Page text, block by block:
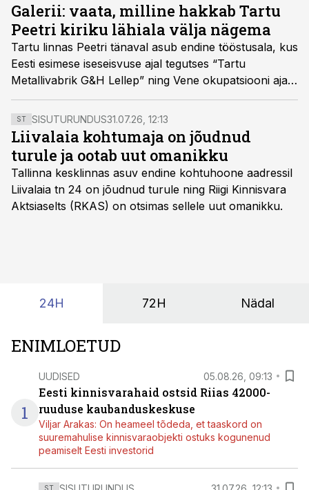
Galerii: vaata, milline hakkab Tartu
Peetri kiriku lähiala välja nägema
Tartu linnas Peetri tänaval asub endine tööstusala, kus
Eesti esimese iseseisvuse ajal tegutses “Tartu
Metallivabrik G&H Lellep” ning Vene okupatsiooni ajal
põllutöömasinate tehas „Võit“. Reterra elu- ja ärikvartali
arendusala arhitektuurikonkursi võitjaks kuulutati
Apex Arhitektuuribüroo võistlustööga „Lellepi kvartal“.
ST SISUTURUNDUS31.07.26, 12:13
Liivalaia kohtumaja on jõudnud
turule ja ootab uut omanikku
Tallinna kesklinnas asuv endine kohtuhoone aadressil
Liivalaia tn 24 on jõudnud turule ning Riigi Kinnisvara
Aktsiaselts (RKAS) on otsimas sellele uut omanikku.
24H 72H Nädal
ENIMLOETUD
1
UUDISED 05.08.26, 09:13
Eesti kinnisvarahaid ostsid Riias 42000-
ruuduse kaubanduskeskuse
Viljar Arakas: On heameel tõdeda, et taaskord on
suuremahulise kinnisvaraobjekti ostuks kogunenud
peamiselt Eesti investorid
ST